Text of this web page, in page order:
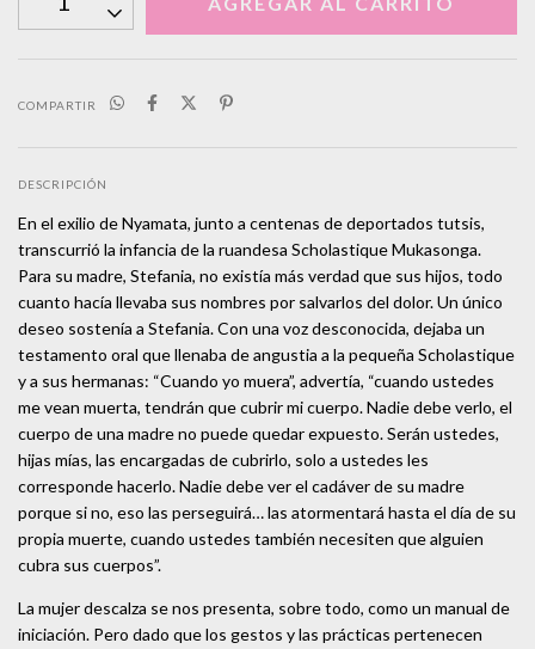
COMPARTIR
DESCRIPCIÓN
En el exilio de Nyamata, junto a centenas de deportados tutsis,
transcurrió la infancia de la ruandesa Scholastique Mukasonga.
Para su madre, Stefania, no existía más verdad que sus hijos, todo
cuanto hacía llevaba sus nombres por salvarlos del dolor. Un único
deseo sostenía a Stefania. Con una voz desconocida, dejaba un
testamento oral que llenaba de angustia a la pequeña Scholastique
y a sus hermanas: “Cuando yo muera”, advertía, “cuando ustedes
me vean muerta, tendrán que cubrir mi cuerpo. Nadie debe verlo, el
cuerpo de una madre no puede quedar expuesto. Serán ustedes,
hijas mías, las encargadas de cubrirlo, solo a ustedes les
corresponde hacerlo. Nadie debe ver el cadáver de su madre
porque si no, eso las perseguirá… las atormentará hasta el día de su
propia muerte, cuando ustedes también necesiten que alguien
cubra sus cuerpos”.
La mujer descalza se nos presenta, sobre todo, como un manual de
iniciación. Pero dado que los gestos y las prácticas pertenecen